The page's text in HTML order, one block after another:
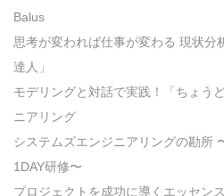
Balus
思考が変われば仕事が変わる 現状分
達人」
モデリングと対話で実践！「ちょう
ニアリング
システムズエンジニアリングの勘所
1DAY研修〜
プロジェクトを成功に導くエッセン